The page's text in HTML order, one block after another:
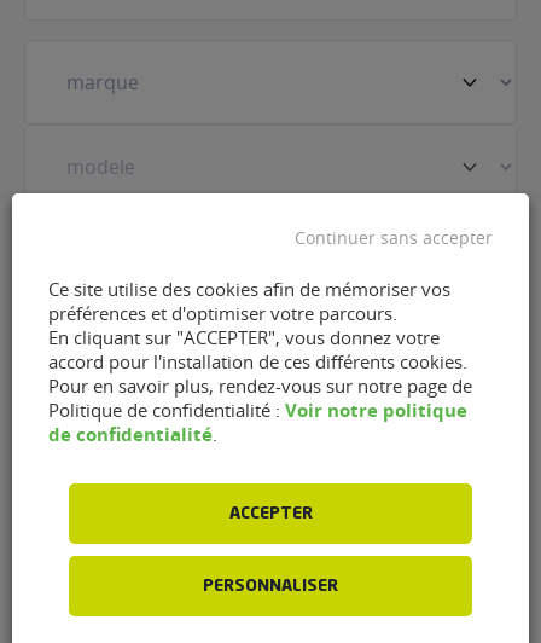
véhicule(Nécessaire)
mail(Nécessaire)
Téléphone(Nécessaire)
RGPDJ'accepte que FlexFuel Energy Development
collecte et utilise les données personnelles
Ce site utilise des cookies afin de mémoriser vos
préférences et d'optimiser votre parcours.
En cliquant sur "ACCEPTER", vous donnez votre
accord pour l'installation de ces différents cookies.
Pour en savoir plus, rendez-vous sur notre page de
Politique de confidentialité : Voir notre politique
de confidentialité.
ACCEPTER
PERSONNALISER
Continuer sans accepter